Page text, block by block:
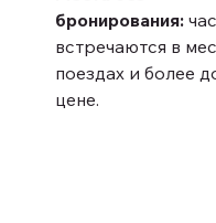
бронирования:
встречаются в
поездах и более
цене.